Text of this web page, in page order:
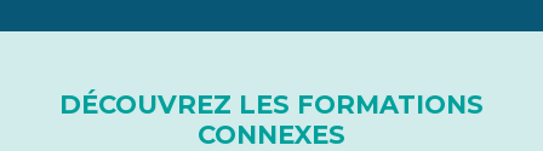
DÉCOUVREZ LES FORMATIONS
CONNEXES